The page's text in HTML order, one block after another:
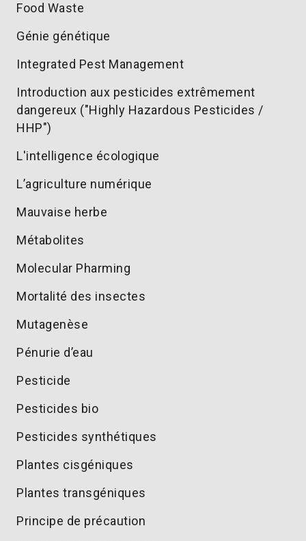
Food Waste
Génie génétique
Integrated Pest Management
Introduction aux pesticides extrêmement
dangereux ("Highly Hazardous Pesticides /
HHP")
L'intelligence écologique
L’agriculture numérique
Mauvaise herbe
Métabolites
Molecular Pharming
Mortalité des insectes
Mutagenèse
Pénurie d’eau
Pesticide
Pesticides bio
Pesticides synthétiques
Plantes cisgéniques
Plantes transgéniques
Principe de précaution